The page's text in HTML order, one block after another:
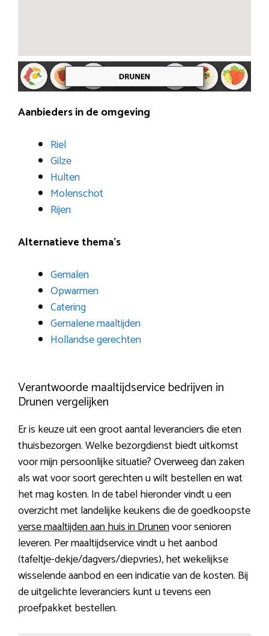
Aanbieders in de omgeving
Riel
Gilze
Hulten
Molenschot
Rijen
Alternatieve thema’s
Gemalen
Opwarmen
Catering
Gemalene maaltijden
Hollandse gerechten
Verantwoorde maaltijdservice bedrijven in
Drunen vergelijken
Er is keuze uit een groot aantal leveranciers die eten
thuisbezorgen. Welke bezorgdienst biedt uitkomst
voor mijn persoonlijke situatie? Overweeg dan zaken
als wat voor soort gerechten u wilt bestellen en wat
het mag kosten. In de tabel hieronder vindt u een
overzicht met landelijke keukens die de goedkoopste
verse maaltijden aan huis in Drunenvoor senioren
leveren. Per maaltijdservice vindt u het aanbod
(tafeltje-dekje/dagvers/diepvries), het wekelijkse
wisselende aanbod en een indicatie van de kosten. Bij
de uitgelichte leveranciers kunt u tevens een
proefpakket bestellen.